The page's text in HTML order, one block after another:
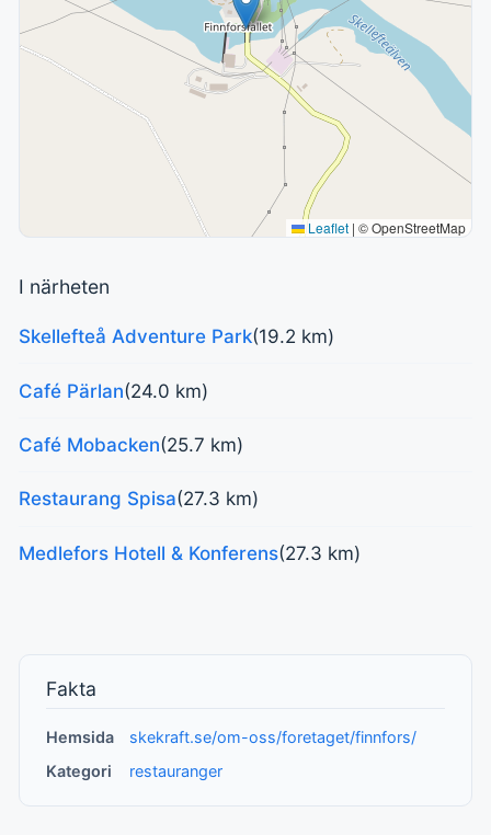
Leaflet | © OpenStreetMap
I närheten
Skellefteå Adventure Park(19.2 km)
Café Pärlan(24.0 km)
Café Mobacken(25.7 km)
Restaurang Spisa(27.3 km)
Medlefors Hotell & Konferens(27.3 km)
Fakta
Hemsida
skekraft.se/om-oss/foretaget/finnfors/
Kategori
restauranger